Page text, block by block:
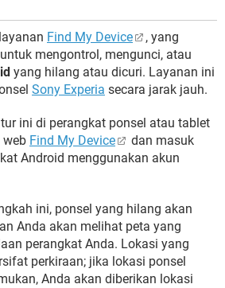
Find My Device
, yang
mengontrol, mengunci, atau
yang hilang atau dicuri. Layanan ini
Sony Experia secara jarak jauh.
ini di perangkat ponsel atau tablet
web Find My Device
dan masuk
Android menggunakan akun
ini, ponsel yang hilang akan
Anda akan melihat peta yang
perangkat Anda. Lokasi yang
perkiraan; jika lokasi ponsel
Anda akan diberikan lokasi